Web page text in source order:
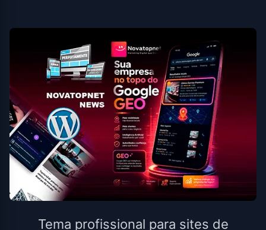
Tema profissional para sites de